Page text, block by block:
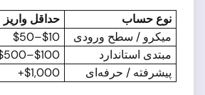
نوع حساب
حداقل
میکرو / سطح ورودی
$10–$50
مبتدی استاندارد
$100–$500
پیشرفته / حرفه‌ای
$1,000+